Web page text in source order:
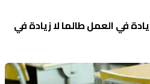
في العمل طالما لا زيادة في